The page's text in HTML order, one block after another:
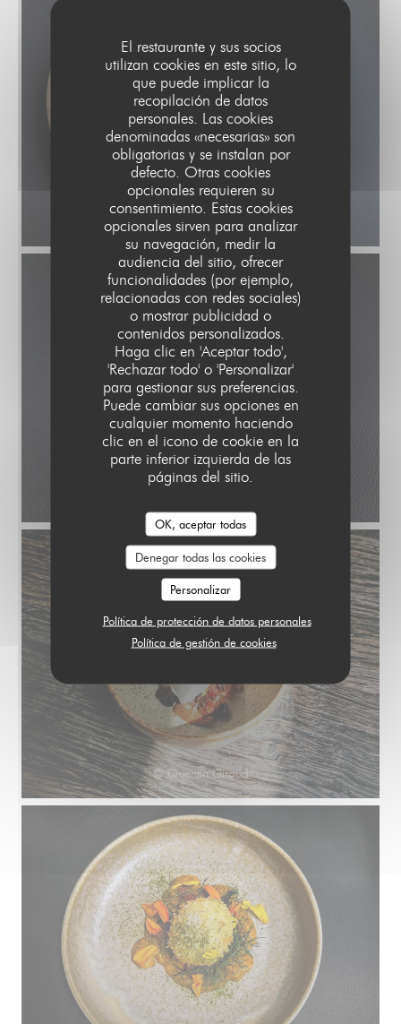
El restaurante y sus socios
utilizan cookies en este sitio, lo
que puede implicar la
recopilación de datos
personales. Las cookies
denominadas «necesarias» son
obligatorias y se instalan por
defecto. Otras cookies
opcionales requieren su
consentimiento. Estas cookies
opcionales sirven para analizar
su navegación, medir la
audiencia del sitio, ofrecer
funcionalidades (por ejemplo,
relacionadas con redes sociales)
o mostrar publicidad o
contenidos personalizados.
Haga clic en 'Aceptar todo',
'Rechazar todo' o 'Personalizar'
para gestionar sus preferencias.
Puede cambiar sus opciones en
cualquier momento haciendo
clic en el icono de cookie en la
parte inferior izquierda de las
páginas del sitio.
OK, aceptar todas
Denegar todas las cookies
Personalizar
Política de protección de datos personales
Política de gestión de cookies
© Quentin Giroud
© Quentin Giroud